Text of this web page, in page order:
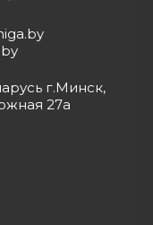
г.Минск,
27а